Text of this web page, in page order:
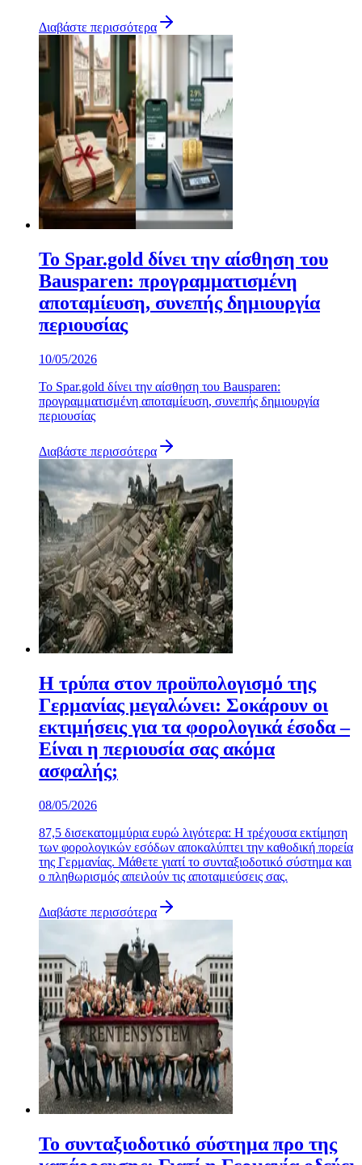
Διαβάστε περισσότερα
Το Spar.gold δίνει την αίσθηση του
Bausparen: προγραμματισμένη
αποταμίευση, συνεπής δημιουργία
περιουσίας
10/05/2026
Το Spar.gold δίνει την αίσθηση του Bausparen:
προγραμματισμένη αποταμίευση, συνεπής δημιουργία
περιουσίας
Διαβάστε περισσότερα
Η τρύπα στον προϋπολογισμό της
Γερμανίας μεγαλώνει: Σοκάρουν οι
εκτιμήσεις για τα φορολογικά έσοδα –
Είναι η περιουσία σας ακόμα
ασφαλής;
08/05/2026
87,5 δισεκατομμύρια ευρώ λιγότερα: Η τρέχουσα εκτίμηση
των φορολογικών εσόδων αποκαλύπτει την καθοδική πορεία
της Γερμανίας. Μάθετε γιατί το συνταξιοδοτικό σύστημα και
ο πληθωρισμός απειλούν τις αποταμιεύσεις σας.
Διαβάστε περισσότερα
Το συνταξιοδοτικό σύστημα προ της